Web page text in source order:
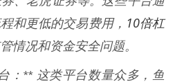
和更低的交易费用， 10倍杠
情况和资金安全问题。
：** 这类平台数量众多，鱼